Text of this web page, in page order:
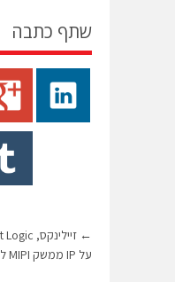
שתף כתבה
←
על IP ממשק MIPI ליישומי מצלמות וצגי וידאו